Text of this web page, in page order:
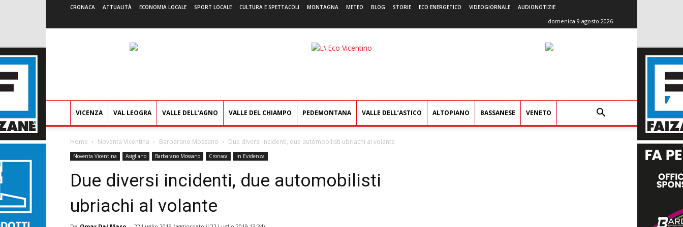
CRONACA ATTUALITÀ ECONOMIA LOCALE SPORT LOCALE CULTURA E SPETTACOLI MONTAGNA METEO BLOG STORIE ECO ENERGETICO VIDEOGIORNALE AUDIONOTIZIE
domenica 9 agosto 2026
L'Eco
VICENZA VAL LEOGRA VALLE DELL’AGNO VALLE DEL CHIAMPO PEDEMONTANA VALLE DELL’ASTICO ALTOPIANO BASSANESE VENETO
Home Noventa Vicentina Barbarano Mossano Due diversi incidenti, due automobilisti ubriachi al volante
Noventa Vicentina Asigliano Barbarano Mossano Cronaca In Evidenza
Due diversi incidenti, due automobilisti
ubriachi al volante